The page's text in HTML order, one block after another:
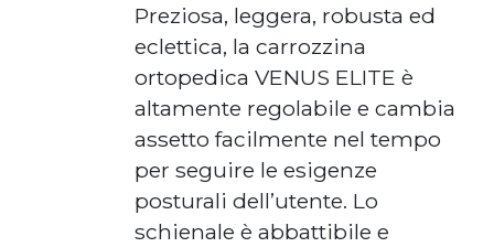
Preziosa, leggera, robusta ed
eclettica, la carrozzina
ortopedica VENUS ELITE è
altamente regolabile e cambia
assetto facilmente nel tempo
per seguire le esigenze
posturali dell’utente. Lo
schienale è abbattibile e